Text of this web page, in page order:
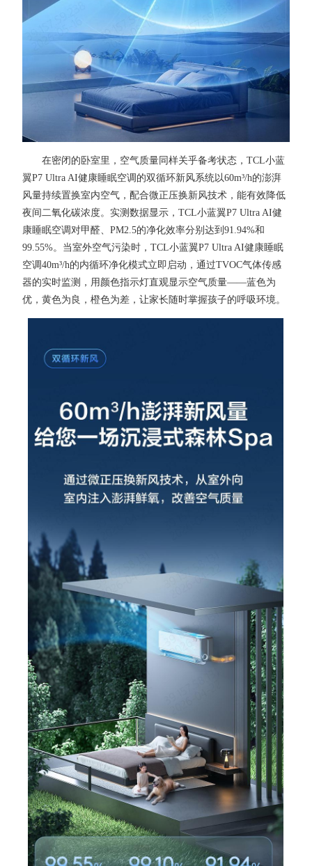
在密闭的卧室里，空气质量同样关乎备考状态，TCL小蓝
翼P7 Ultra AI健康睡眠空调的双循环新风系统以60m³/h的澎湃
风量持续置换室内空气，配合微正压换新风技术，能有效降低
夜间二氧化碳浓度。实测数据显示，TCL小蓝翼P7 Ultra AI健
康睡眠空调对甲醛、PM2.5的净化效率分别达到91.94%和
99.55%。当室外空气污染时，TCL小蓝翼P7 Ultra AI健康睡眠
空调40m³/h的内循环净化模式立即启动，通过TVOC气体传感
器的实时监测，用颜色指示灯直观显示空气质量——蓝色为
优，黄色为良，橙色为差，让家长随时掌握孩子的呼吸环境。